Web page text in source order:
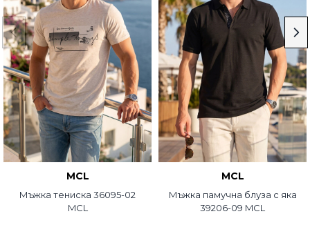
MCL
Мъжка тениска 36095-02
MCL
MCL
Мъжка памучна блуза с яка
39206-09 MCL